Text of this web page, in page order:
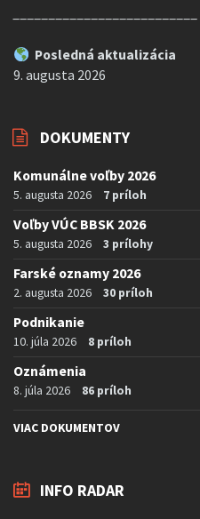
Posledná aktualizácia
9. augusta 2026
DOKUMENTY
Komunálne voľby 2026
5. augusta 2026 7 príloh
Voľby VÚC BBSK 2026
5. augusta 2026 3 prílohy
Farské oznamy 2026
2. augusta 2026 30 príloh
Podnikanie
10. júla 2026 8 príloh
Oznámenia
8. júla 2026 86 príloh
VIAC DOKUMENTOV
INFO RADAR